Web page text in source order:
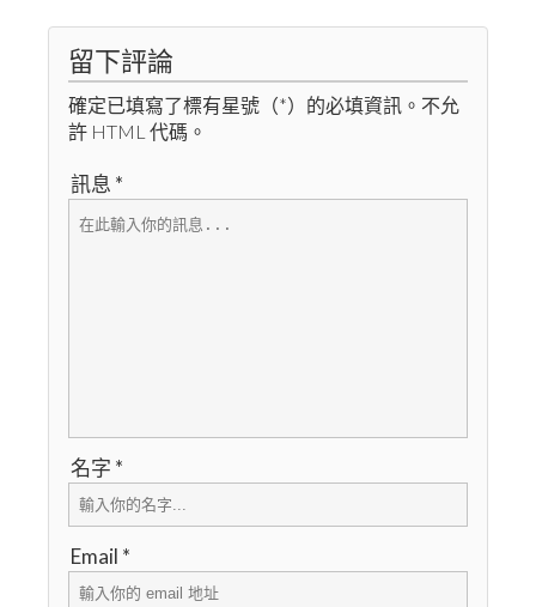
留下評論
確定已填寫了標有星號（*）的必填資訊。不允
許 HTML 代碼。
訊息 *
名字 *
Email *